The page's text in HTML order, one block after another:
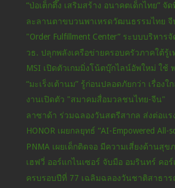
“ป่อเต็กตึ๊ง เสริมสร้าง อนาคตเด็กไทย” จั
ละลานตาขบวนพาเหรดวัฒนธรรมไทย จี
"Order Fulfillment Center” ระบบบริหาร
วธ. ปลุกพลังเครือข่ายครอบครัวภาคใต้รู้
MSI เปิดตัวเกมมิ่งโน้ตบุ๊กไลน์อัพใหม่ ใช้
“มะเร็งเต้านม” รู้ก่อนปลอดภัยกว่า เรื่องใ
งานเปิดตัว "สมาคมสื่อมวลชนไทย-จีน"
ลาซาด้า ร่วมฉลองวันสตรีสากล ส่งต่อแร
HONOR เผยกลยุทธ์ “AI-Empowered All-
PNMA เผยเด็กติดจอ มีความเสี่ยงด้านสุ
เฮฟวี่ ออร์แกไนเซอร์ จับมือ อมรินทร์ คอร์
ครบรอบปีที่ 77 เฉลิมฉลองวันชาติสาธา